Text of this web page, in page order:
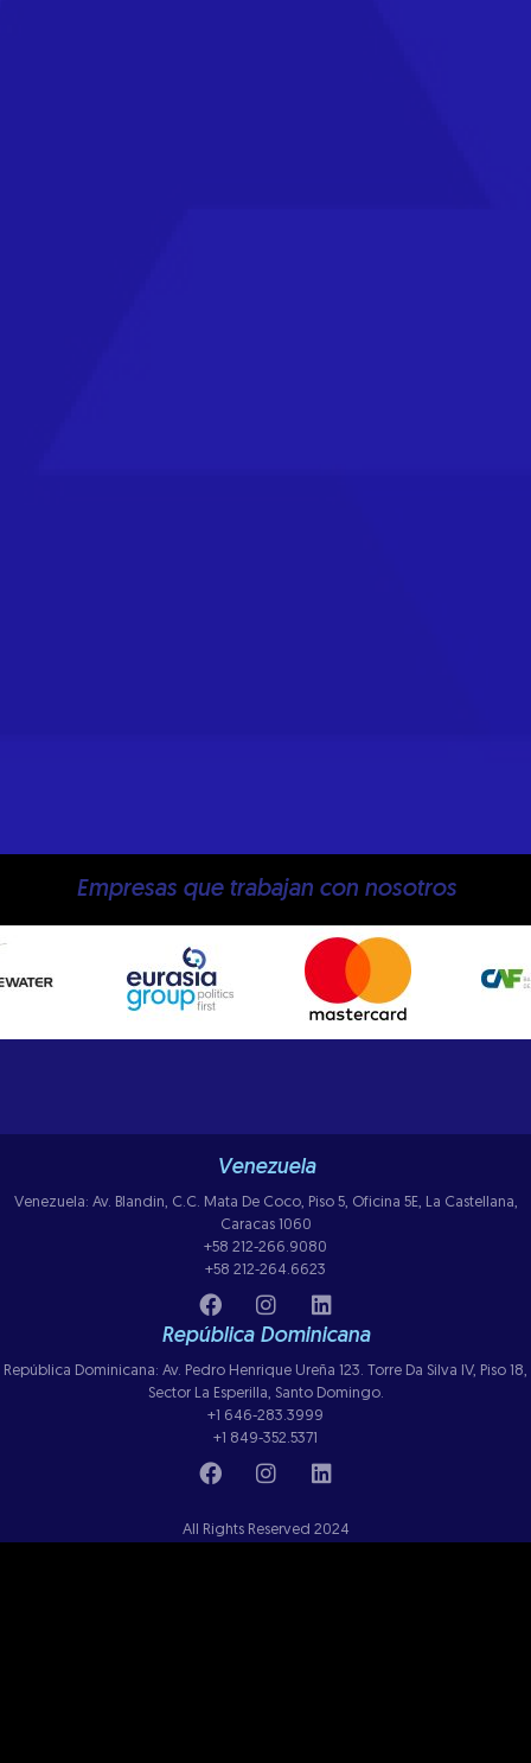
Empresas que trabajan con nosotros
Venezuela
Venezuela: Av. Blandin, C.C. Mata De Coco, Piso 5, Oficina 5E, La Castellana,
Caracas 1060
+58 212-266.9080
+58 212-264.6623
República Dominicana
República Dominicana: Av. Pedro Henrique Ureña 123. Torre Da Silva IV, Piso 18,
Sector La Esperilla, Santo Domingo.
+1 646-283.3999
+1 849-352.5371
All Rights Reserved 2024